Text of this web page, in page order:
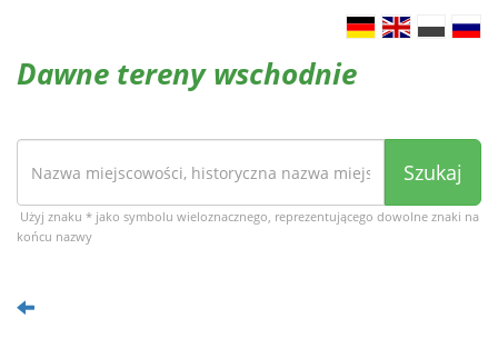
Dawne tereny wschodnie
Szukaj
Użyj znaku * jako symbolu wieloznacznego, reprezentującego dowolne znaki na
końcu nazwy